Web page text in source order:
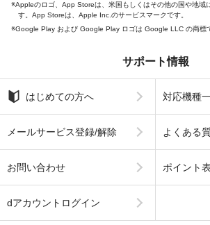
Appleのロゴ、App Storeは、米国もしくはその他の国や地域
す。App Storeは、Apple Inc.のサービスマークです。
Google Play および Google Play ロゴは Google LLC の商標
サポート情報
はじめての方へ 対応機種
メールサービス登録/解除 よくある
お問い合わせ ポイント
dアカウントログイン